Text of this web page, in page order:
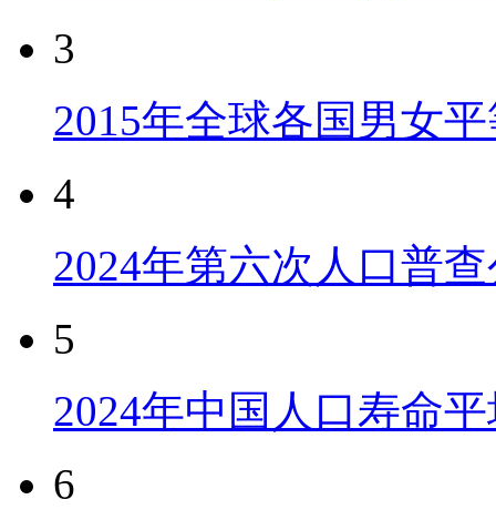
3
2015年全球各国男女
4
2024年第六次人口普
5
2024年中国人口寿命
6